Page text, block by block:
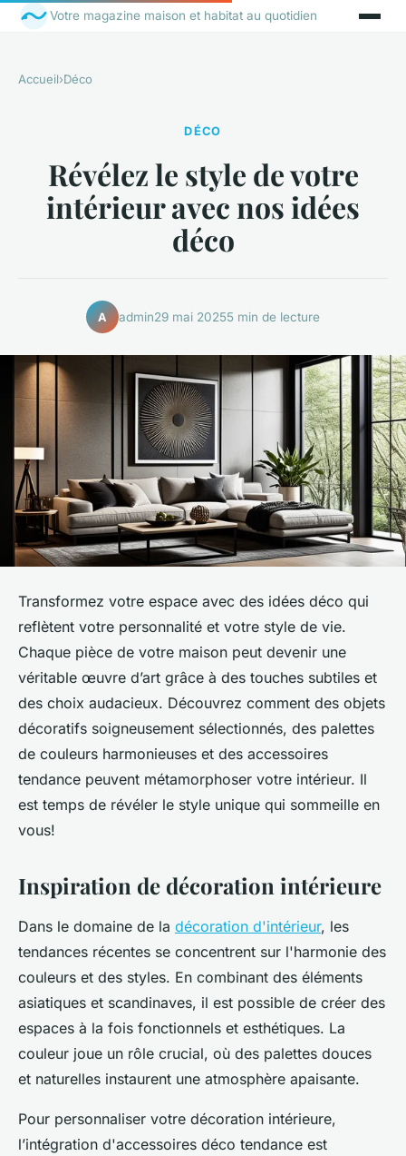
Votre magazine maison et habitat au quotidien
Accueil›Déco
DÉCO
Révélez le style de votre
intérieur avec nos idées
déco
A admin29 mai 20255 min de lecture
Transformez votre espace avec des idées déco qui
reflètent votre personnalité et votre style de vie.
Chaque pièce de votre maison peut devenir une
véritable œuvre d’art grâce à des touches subtiles et
des choix audacieux. Découvrez comment des objets
décoratifs soigneusement sélectionnés, des palettes
de couleurs harmonieuses et des accessoires
tendance peuvent métamorphoser votre intérieur. Il
est temps de révéler le style unique qui sommeille en
vous!
Inspiration de décoration intérieure
Dans le domaine de la décoration d'intérieur, les
tendances récentes se concentrent sur l'harmonie des
couleurs et des styles. En combinant des éléments
asiatiques et scandinaves, il est possible de créer des
espaces à la fois fonctionnels et esthétiques. La
couleur joue un rôle crucial, où des palettes douces
et naturelles instaurent une atmosphère apaisante.
Pour personnaliser votre décoration intérieure,
l’intégration d'accessoires déco tendance est